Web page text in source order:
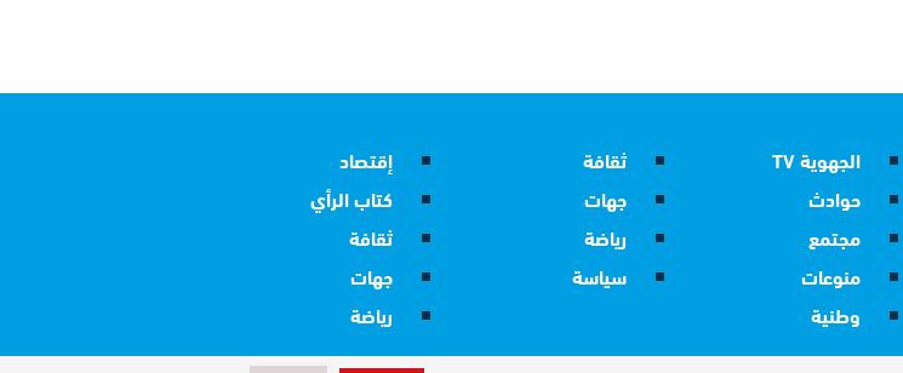
الجهوية TV
حوادث
مجتمع
منوعات
وطنية
ثقافة
جهات
رياضة
سياسة
إقتصاد
كتاب الرأي
ثقافة
جهات
رياضة